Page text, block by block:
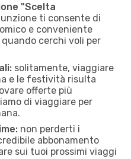
"Scelta
ti consente di
e conveniente
cerchi voli per
solitamente, viaggiare
e le festività risulta
offerte più
di viaggiare per
non perderti i
abbonamento
sui tuoi prossimi viaggi